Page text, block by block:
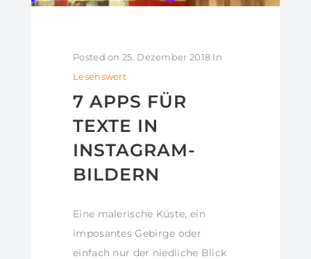
Posted on 25. Dezember 2018 In
Lesenswert
7 APPS FÜR
TEXTE IN
INSTAGRAM-
BILDERN
Eine malerische Küste, ein
imposantes Gebirge oder
einfach nur der niedliche Blick